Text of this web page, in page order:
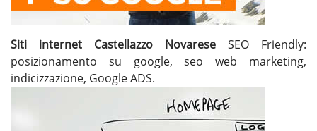
Siti internet Castellazzo Novarese SEO Friendly:
posizionamento su google, seo web marketing,
indicizzazione, Google ADS.